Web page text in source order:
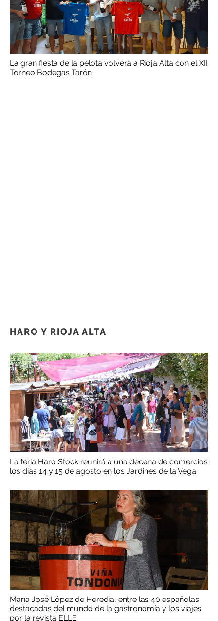
La gran fiesta de la pelota volverá a Rioja Alta con el XII
Torneo Bodegas Tarón
HARO Y RIOJA ALTA
La feria Haro Stock reunirá a una decena de comercios
los días 14 y 15 de agosto en los Jardines de la Vega
María José López de Heredia, entre las 40 españolas
destacadas del mundo de la gastronomía y los viajes
por la revista ELLE